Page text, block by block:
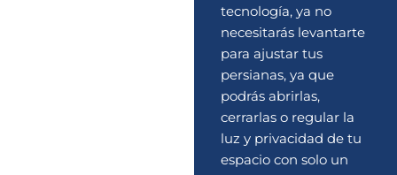
tecnología, ya no
necesitarás levantarte
para ajustar tus
persianas, ya que
podrás abrirlas,
cerrarlas o regular la
luz y privacidad de tu
espacio con solo un